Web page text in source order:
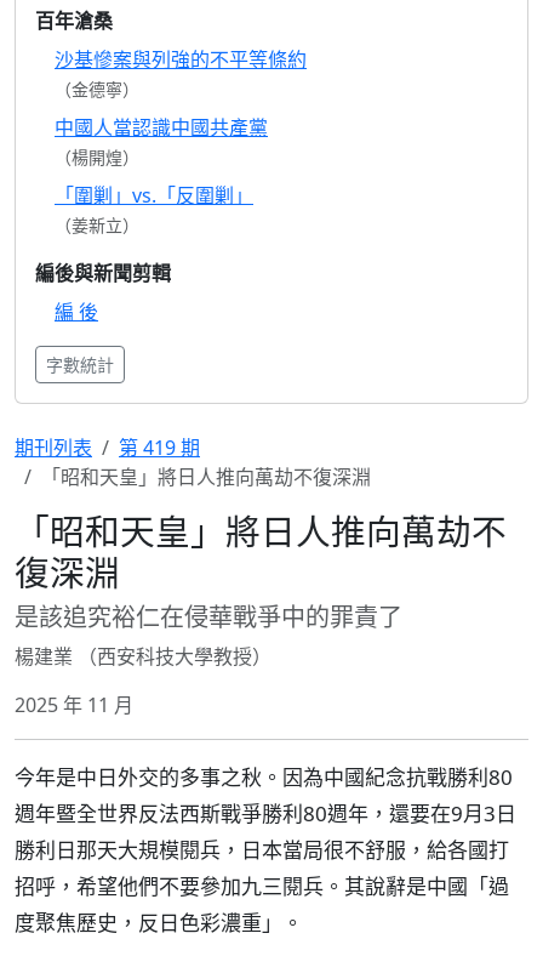
百年滄桑
沙基慘案與列強的不平等條約
（金德寧）
中國人當認識中國共產黨
（楊開煌）
「圍剿」vs.「反圍剿」
（姜新立）
編後與新聞剪輯
編 後
字數統計
期刊列表
第 419 期
「昭和天皇」將日人推向萬劫不復深淵
「昭和天皇」將日人推向萬劫不
復深淵
是該追究裕仁在侵華戰爭中的罪責了
楊建業 （西安科技大學教授）
2025 年 11 月
今年是中日外交的多事之秋。因為中國紀念抗戰勝利80
週年暨全世界反法西斯戰爭勝利80週年，還要在9月3日
勝利日那天大規模閱兵，日本當局很不舒服，給各國打
招呼，希望他們不要參加九三閱兵。其說辭是中國「過
度聚焦歷史，反日色彩濃重」。